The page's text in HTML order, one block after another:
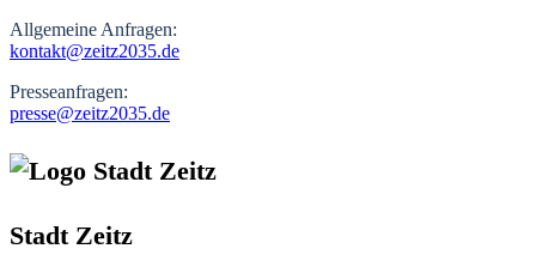
Allgemeine Anfragen:
kontakt@zeitz2035.de
Presseanfragen:
presse@zeitz2035.de
Stadt Zeitz